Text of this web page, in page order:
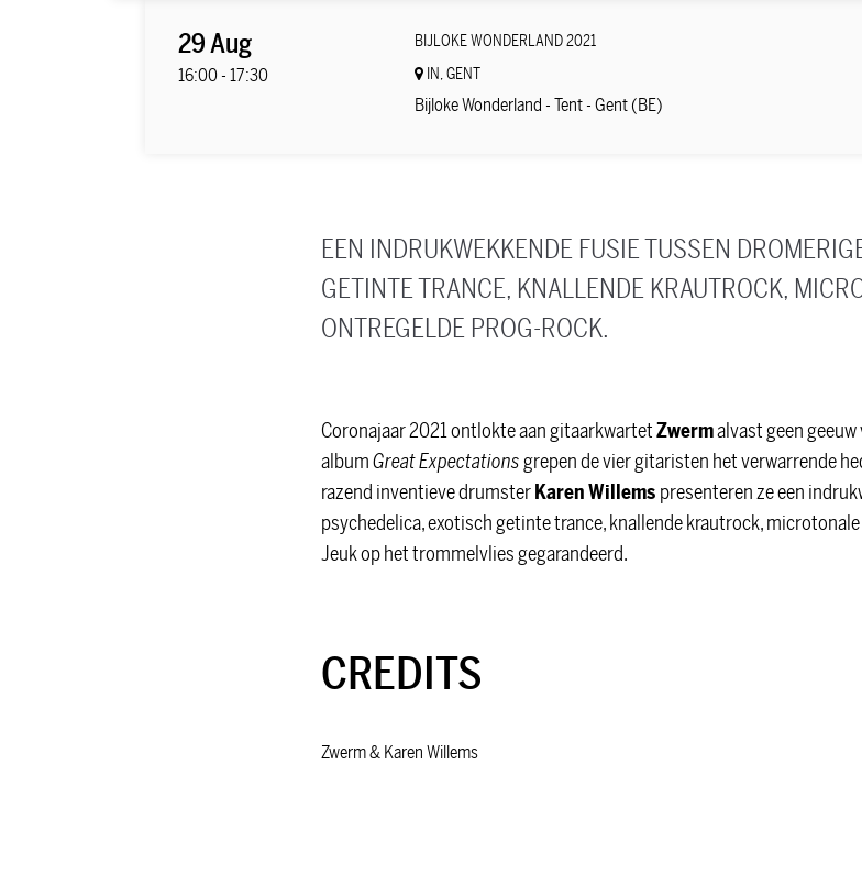
29 Aug
16:00-17:30
BIJLOKE WONDERLAND 2021
IN, GENT
Bijloke Wonderland - Tent - Gent (BE)
EEN INDRUKWEKKENDE FUSIE TUSSEN
GETINTE TRANCE, KNALLENDE KRAUTROCK,
ONTREGELDE PROG-ROCK.
Coronajaar 2021 ontlokte aan gitaarkwartetZwermalvast geen
albumGreat Expectationsgrepen de vier gitaristen het verwarrende
razend inventieve drumsterKaren Willems presenteren ze een
psychedelica, exotisch getinte trance, knallende krautrock,
Jeuk op het trommelvlies gegarandeerd.
CREDITS
Zwerm & Karen Willems